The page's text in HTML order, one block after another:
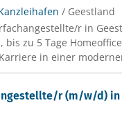
/ Geestland
r in
bis zu 5 Tage
in einer
r (m/w/d) in